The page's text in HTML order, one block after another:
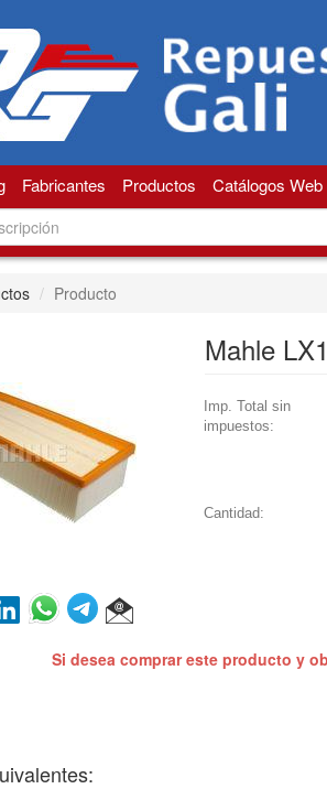
Fabricantes Productos Catálogos Web
Producto
Mahle
Imp. Total sin
impuestos:
Cantidad:
Si desea comprar este producto y